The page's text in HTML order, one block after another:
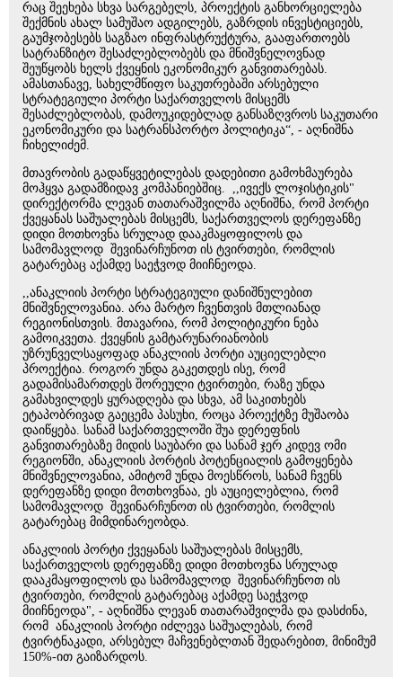
რაც შეეხება სხვა სარგებელს, პროექტის განხორციელება
შექმნის ახალ სამუშაო ადგილებს, გაზრდის ინვესტიციებს,
გაუმჯობესებს საგზაო ინფრასტრუქტურა, გააფართოებს
სატრანზიტო შესაძლებლობებს და მნიშვნელოვნად
შეუწყობს ხელს ქვეყნის ეკონომიკურ განვითარებას.
ამასთანავე, სახელმწიფო საკუთრებაში არსებული
სტრატეგიული პორტი საქართველოს მისცემს
შესაძლებლობას, დამოუკიდებლად განსაზღვროს საკუთარი
ეკონომიკური და სატრანსპორტო პოლიტიკა“, - აღნიშნა
ჩიხელიძემ.
მთავრობის გადაწყვეტილებას დადებითი გამოხმაურება
მოჰყვა გადამზიდავ კომპანიებშიც. ,,ივექს ლოჯისტიკის"
დირექტორმა ლევან თათარაშვილმა აღნიშნა, რომ პორტი
ქვეყანას საშუალებას მისცემს, საქართველოს დერეფანზე
დიდი მოთხოვნა სრულად დააკმაყოფილოს და
სამომავლოდ შევინარჩუნოთ ის ტვირთები, რომლის
გატარებაც აქამდე საეჭვოდ მიიჩნეოდა.
,,ანაკლიის პორტი სტრატეგიული დანიშნულებით
მნიშვნელოვანია. არა მარტო ჩვენთვის მთლიანად
რეგიონისთვის. მთავარია, რომ პოლიტიკური ნება
გამოიკვეთა. ქვეყნის გამტარუნარიანობის
უზრუნველსაყოფად ანაკლიის პორტი აუციელებლი
პროექტია. როგორ უნდა გაკეთდეს ისე, რომ
გადამისამართდეს შორეული ტვირთები, რაზე უნდა
გამახვილდეს ყურადღება და სხვა, ამ საკითხებს
ეტაპობრივად გაეცემა პასუხი, როცა პროექტზე მუშაობა
დაიწყება. სანამ საქართველოში შუა დერეფნის
განვითარებაზე მიდის საუბარი და სანამ ჯერ კიდევ ომი
რეგიონში, ანაკლიის პორტის პოტენციალის გამოყენება
მნიშვნელოვანია, ამიტომ უნდა მოესწროს, სანამ ჩვენს
დერეფანზე დიდი მოთხოვნაა, ეს აუციელებლია, რომ
სამომავლოდ შევინარჩუნოთ ის ტვირთები, რომლის
გატარებაც მიმდინარეობდა.
ანაკლიის პორტი ქვეყანას საშუალებას მისცემს,
საქართველოს დერეფანზე დიდი მოთხოვნა სრულად
დააკმაყოფილოს და სამომავლოდ შევინარჩუნოთ ის
ტვირთები, რომლის გატარებაც აქამდე საეჭვოდ
მიიჩნეოდა", - აღნიშნა ლევან თათარაშვილმა და დასძინა,
რომ ანაკლიის პორტი იძლევა საშუალებას, რომ
ტვირტნაკადი, არსებულ მაჩვენებლთან შედარებით, მინიმუმ
150%-ით გაიზარდოს.